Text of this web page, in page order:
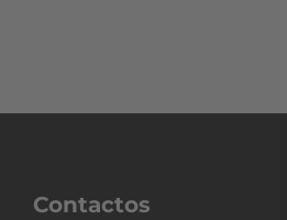
Contactos